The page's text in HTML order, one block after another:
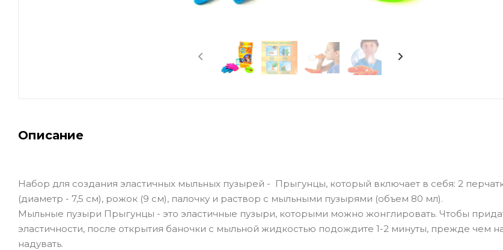
Описание
Набор для создания эластичных мыльных пузырей - Прыгунцы, который включает в себя: 2
(диаметр - 7,5 см), рожок (9 см), палочку и раствор с мыльными пузырями (объем 80 мл).
Мыльные пузыри Прыгунцы - это эластичные пузыри, которыми можно жонглировать. Чтобы
эластичности, после открытия баночки с мыльной жидкостью подождите 1-2 минуты, прежде чем
надувать.